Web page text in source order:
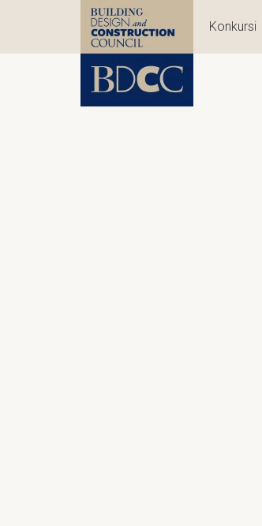
Konkursi